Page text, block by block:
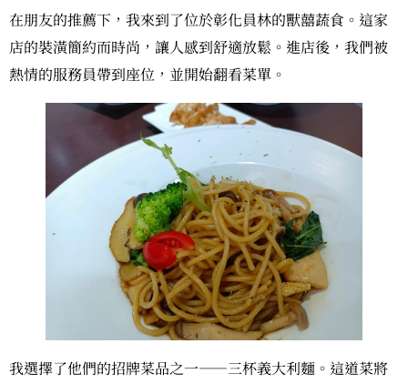
在朋友的推薦下，我來到了位於彰化員林的獸囍蔬食。這家
店的裝潢簡約而時尚，讓人感到舒適放鬆。進店後，我們被
熱情的服務員帶到座位，並開始翻看菜單。
我選擇了他們的招牌菜品之一——三杯義大利麵。這道菜將